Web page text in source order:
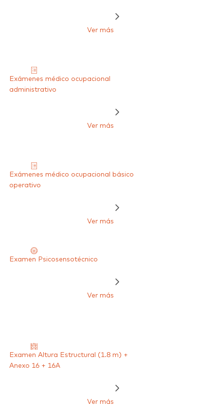
Ver más
Exámenes médico ocupacional
administrativo
Ver más
Exámenes médico ocupacional básico
operativo
Ver más
Examen Psicosensotécnico
Ver más
Examen Altura Estructural (1.8 m) +
Anexo 16 + 16A
Ver más